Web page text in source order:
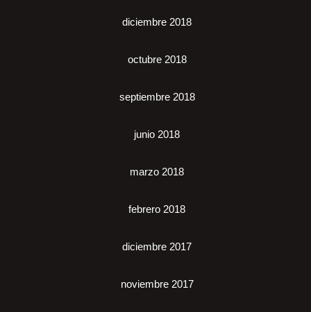
diciembre 2018
octubre 2018
septiembre 2018
junio 2018
marzo 2018
febrero 2018
diciembre 2017
noviembre 2017